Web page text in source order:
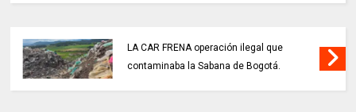
LA CAR FRENA operación ilegal que
contaminaba la Sabana de Bogotá.